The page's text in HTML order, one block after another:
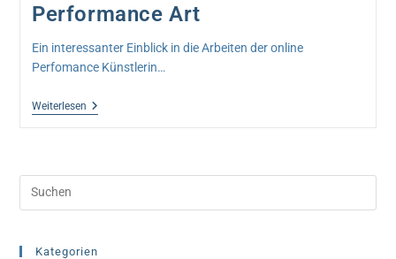
Performance Art
Ein interessanter Einblick in die Arbeiten der online
Perfomance Künstlerin…
WeiterlesenPerformance
Kategorien